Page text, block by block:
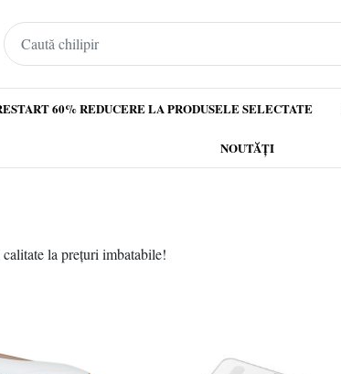
60% REDUCERE LA PRODUSELE SELECTATE
NOUTĂȚI
la prețuri imbatabile!